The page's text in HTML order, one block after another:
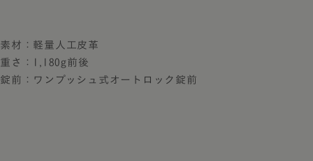
素材：軽量人工皮革
重さ：1,180g前後
錠前：ワンプッシュ式オートロック錠前